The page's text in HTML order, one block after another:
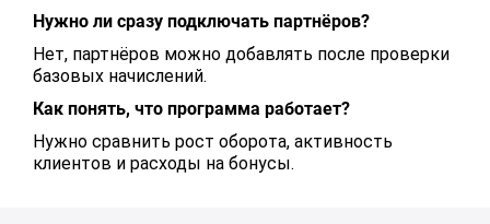
Нужно ли сразу подключать партнёров?
Нет, партнёров можно добавлять после проверки
базовых начислений.
Как понять, что программа работает?
Нужно сравнить рост оборота, активность
клиентов и расходы на бонусы.